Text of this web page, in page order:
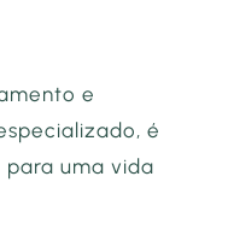
e
é
para uma vida